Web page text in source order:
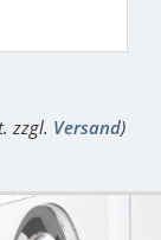
zzgl. Versand)